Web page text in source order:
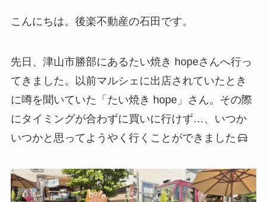
こんにちは。後楽不動産の石田です。
先日、津山市勝部にあるたい焼き hopeさんへ行っ
てきました。以前マルシェに出店されていたとき
に噂を聞いていた「たい焼き hope」さん。その際
にタイミングが合わずに買いに行けず…、いつか
いつかと思ってようやく行くことができました